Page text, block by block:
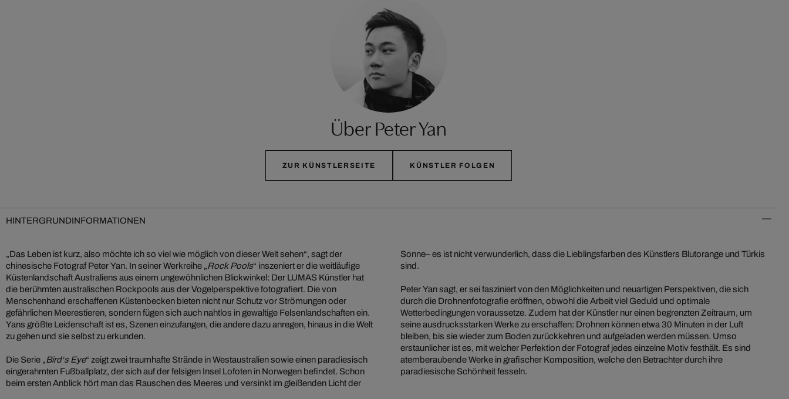
Über Peter Yan
ZUR KÜNSTLERSEITE KÜNSTLER FOLGEN
HINTERGRUNDINFORMATIONEN
„Das Leben ist kurz, also möchte ich so viel wie möglich von dieser Welt sehen“, sagt der
chinesische Fotograf Peter Yan. In seiner Werkreihe „Rock Pools“ inszeniert er die weitläufige
Küstenlandschaft Australiens aus einem ungewöhnlichen Blickwinkel: Der LUMAS Künstler hat
die berühmten australischen Rockpools aus der Vogelperspektive fotografiert. Die von
Menschenhand erschaffenen Küstenbecken bieten nicht nur Schutz vor Strömungen oder
gefährlichen Meerestieren, sondern fügen sich auch nahtlos in gewaltige Felsenlandschaften ein.
Yans größte Leidenschaft ist es, Szenen einzufangen, die andere dazu anregen, hinaus in die Welt
zu gehen und sie selbst zu erkunden.
Die Serie „Bird‘s Eye“ zeigt zwei traumhafte Strände in Westaustralien sowie einen paradiesisch
eingerahmten Fußballplatz, der sich auf der felsigen Insel Lofoten in Norwegen befindet. Schon
beim ersten Anblick hört man das Rauschen des Meeres und versinkt im gleißenden Licht der
Sonne– es ist nicht verwunderlich, dass die Lieblingsfarben des Künstlers Blutorange und Türkis
sind.
Peter Yan sagt, er sei fasziniert von den Möglichkeiten und neuartigen Perspektiven, die sich
durch die Drohnenfotografie eröffnen, obwohl die Arbeit viel Geduld und optimale
Wetterbedingungen voraussetze. Zudem hat der Künstler nur einen begrenzten Zeitraum, um
seine ausdrucksstarken Werke zu erschaffen: Drohnen können etwa 30 Minuten in der Luft
bleiben, bis sie wieder zum Boden zurückkehren und aufgeladen werden müssen. Umso
erstaunlicher ist es, mit welcher Perfektion der Fotograf jedes einzelne Motiv festhält. Es sind
atemberaubende Werke in grafischer Komposition, welche den Betrachter durch ihre
paradiesische Schönheit fesseln.